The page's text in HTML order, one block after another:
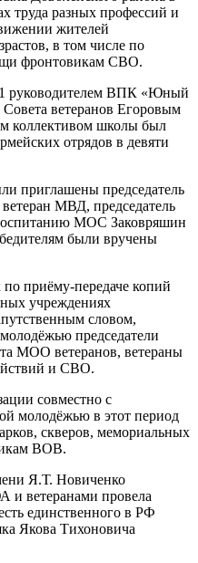
труда разных профессий и
жителей
в том числе по
фронтовикам СВО.
ВПК «Юный
ветеранов Егоровым
коллективом школы был
отрядов в девяти
приглашены председатель
МВД, председатель
МОС Заковряшин
были вручены
приёму-передаче копий
учреждениях
словом,
председатели
МОО ветеранов, ветераны
и СВО.
совместно с
молодёжью в этот период
скверов, мемориальных
ВОВ.
Я.Т. Новиченко
и ветеранами провела
единственного в РФ
Якова Тихоновича